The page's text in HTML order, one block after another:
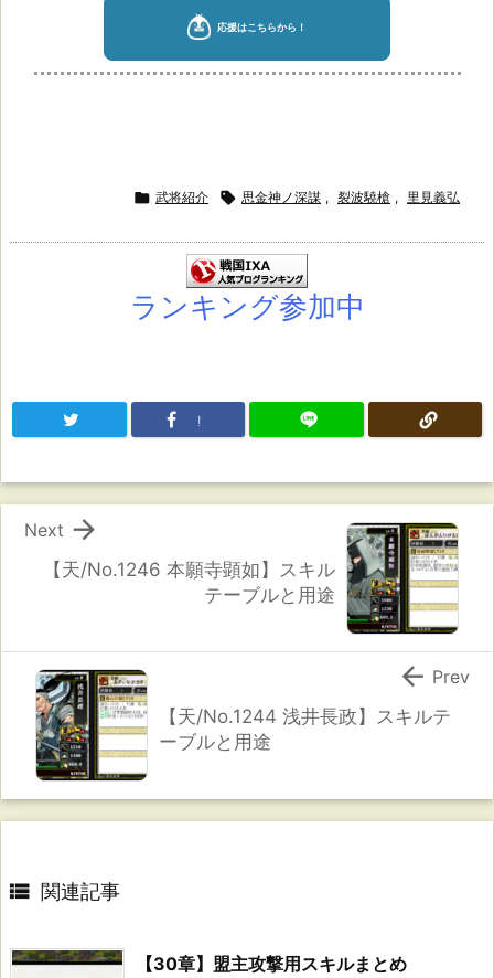
 武将紹介  思金神ノ深謀 , 裂波驍槍 , 里見義弘
ランキング参加中
!
【天/No.1246 本願寺顕如】スキル
テーブルと用途

Next
【天/No.1244 浅井長政】スキルテ
ーブルと用途
 Prev
 関連記事
【30章】盟主攻撃用スキルまとめ